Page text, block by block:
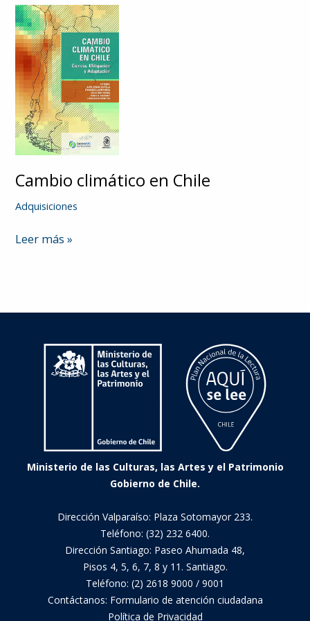
Cambio climático en Chile
Adquisiciones
Cambio
Leer más »
Ministerio de las Culturas, las Artes y el Patrimonio
Gobierno de Chile.
Dirección Valparaíso: Plaza Sotomayor 233.
Teléfono: (32) 232 6400.
Dirección Santiago: Paseo Ahumada 48,
Pisos 4, 5, 6, 7, 8 y 11. Santiago.
Teléfono: (2) 2618 9000 / 9001
Contáctanos: Formulario de atención ciudadana
Política de Privacidad